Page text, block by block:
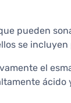
pueden
se
el
ácido